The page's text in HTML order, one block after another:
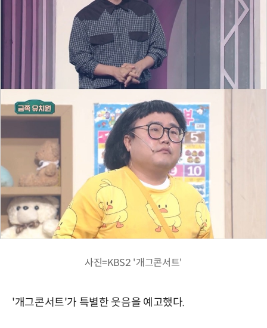
사진=KBS2 '개그콘서트'
'개그콘서트'가 특별한 웃음을 예고했다.